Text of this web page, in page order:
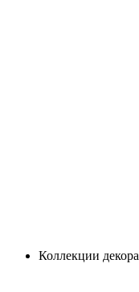
Коллекции декора